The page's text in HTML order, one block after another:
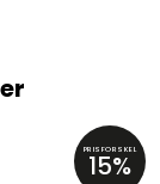
PRISFORSKEL
15%